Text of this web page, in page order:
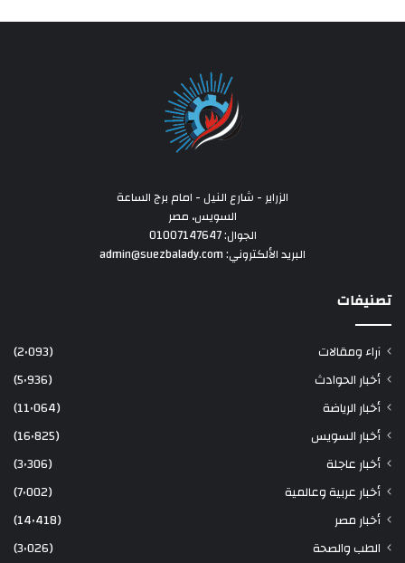
الزراير - شارع النيل - امام برج الساعة
السويس، مصر
الجوال: 01007147647
البريد الألكتروني: admin@suezbalady.com
تصنيفات
آراء ومقالات
(2٬093)
أخبار الحوادث
(5٬936)
أخبار الرياضة
(11٬064)
أخبار السويس
(16٬825)
أخبار عاجلة
(3٬306)
أخبار عربية وعالمية
(7٬002)
أخبار مصر
(14٬418)
الطب والصحة
(3٬026)